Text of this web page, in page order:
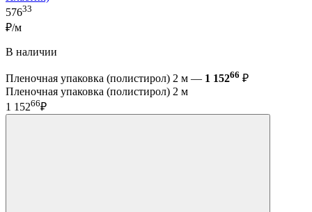
57633
₽/м
В наличии
Пленочная упаковка (полистирол) 2 м — 1 15266 ₽
Пленочная упаковка (полистирол) 2 м
1 15266₽